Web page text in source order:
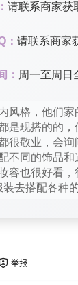
请联系商家获
： 请联系商家
： 周一至周日
风格，他们
是现搭的的
很敬业，会
不同的饰品
容也很好看，
去搭配各种的
举报